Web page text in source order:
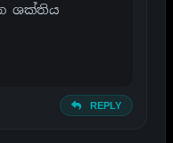
ශක්තිය
REPLY